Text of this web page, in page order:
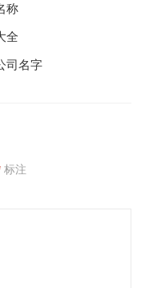
称
全
司名字
标注